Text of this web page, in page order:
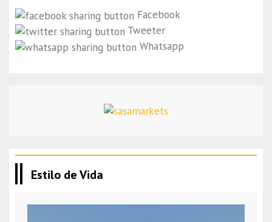
Facebook
Tweeter
Whatsapp
Estilo de Vida